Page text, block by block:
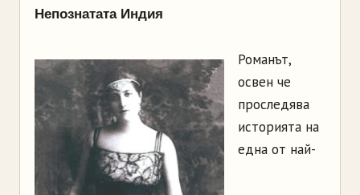
Непознатата Индия
Романът,
освен че
проследява
историята на
една от най-